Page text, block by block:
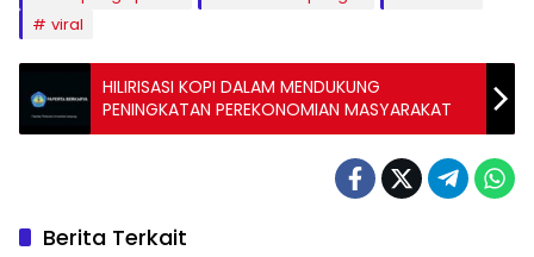
viral
HILIRISASI KOPI DALAM MENDUKUNG
PENINGKATAN PEREKONOMIAN MASYARAKAT
Berita Terkait